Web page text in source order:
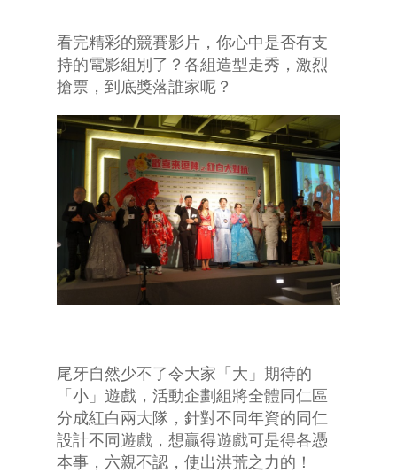
看完精彩的競賽影片，你心中是否有支
持的電影組別了？各組造型走秀，激烈
搶票，到底獎落誰家呢？
尾牙自然少不了令大家「大」期待的
「小」遊戲，活動企劃組將全體同仁區
分成紅白兩大隊，針對不同年資的同仁
設計不同遊戲，想贏得遊戲可是得各憑
本事，六親不認，使出洪荒之力的！